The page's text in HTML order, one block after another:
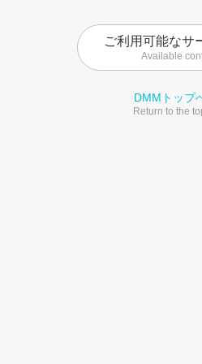
ご利用可能なサ
Available
DMMトップ
Return to the